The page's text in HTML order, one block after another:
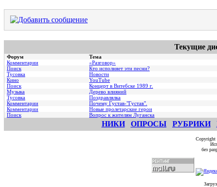
Текущие
Форум
Тема
Комментарии
«Разговор»
Поиск
Кто исполняет эти песни?
Тусовка
Новости
Кино
YouTube
Поиск
Концерт в Витебске 1989 г.
Музыка
Дерево влияний
Тусовка
Поздравлялка
Комментарии
Почему Густав-"Густав".
Комментарии
Hовые пролетарские герои
Поиск
Вопрос к жителям Луганска
НИКИ ОПРОСЫ РУБРИКИ
без